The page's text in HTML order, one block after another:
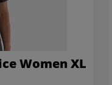
Women XL